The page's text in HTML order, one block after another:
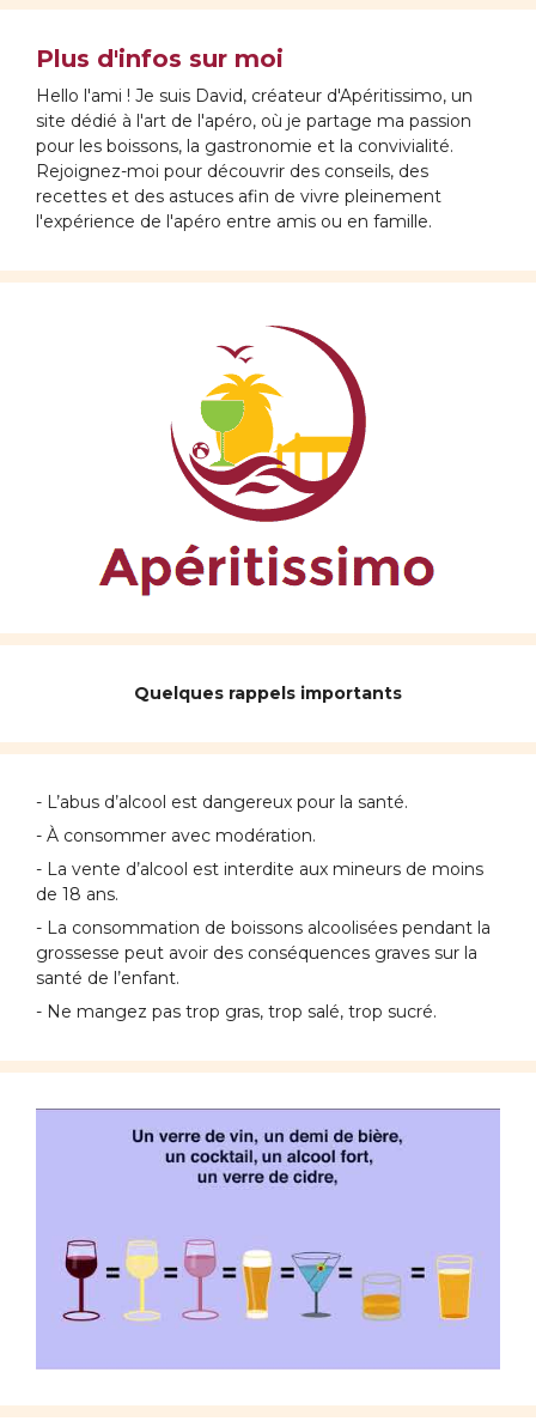
Plus d'infos sur moi
Hello l'ami ! Je suis David, créateur d'Apéritissimo, un
site dédié à l'art de l'apéro, où je partage ma passion
pour les boissons, la gastronomie et la convivialité.
Rejoignez-moi pour découvrir des conseils, des
recettes et des astuces afin de vivre pleinement
l'expérience de l'apéro entre amis ou en famille.
Quelques rappels importants
- L’abus d’alcool est dangereux pour la santé.
- À consommer avec modération.
- La vente d’alcool est interdite aux mineurs de moins
de 18 ans.
- La consommation de boissons alcoolisées pendant la
grossesse peut avoir des conséquences graves sur la
santé de l’enfant.
- Ne mangez pas trop gras, trop salé, trop sucré.